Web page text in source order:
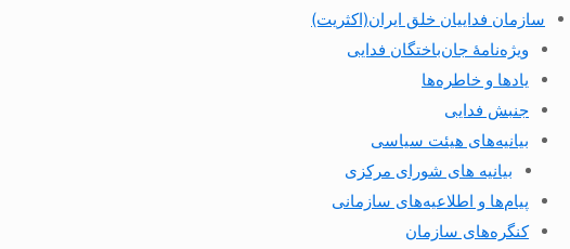
سازمان فداییان خلق ایران(اکثریت)
ویژه‌نامهٔ جان‌باختگان فدایی
یادها و خاطره‌ها
جنبش فدایی
بیانیه‌های هیئت سیاسی
بیانیه های شورای مرکزی
پیام‌ها و اطلاعیه‌های سازمانی
کنگره‌های سازمان